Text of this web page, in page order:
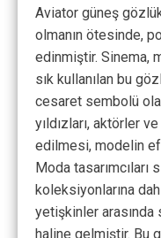
Aviator güneş
olmanın ötesinde,
edinmiştir. Sinema,
sık kullanılan bu
cesaret sembolü
yıldızları, aktörler
edilmesi, modelin
Moda
koleksiyonlarına
yetişkinler
haline gelmiştir. Bu